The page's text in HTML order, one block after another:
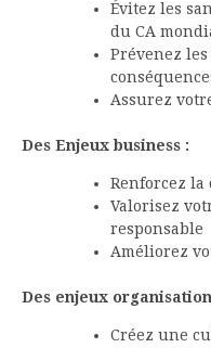
Évitez les
du CA
Prévenez
Assurez
Des Enjeux business :
Renforcez la
Valorisez
responsable
Améliorez
Des enjeux
Créez une